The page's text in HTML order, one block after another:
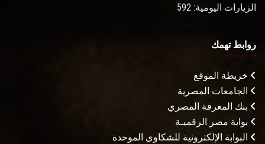
الزيارات اليومية: 592
روابط تهمك
خريطة الموقع
الجامعات المصرية
بنك المعرفة المصري
بوابة مصر الرقميـة
البوابة الإلكترونية للشكاوى الموحدة